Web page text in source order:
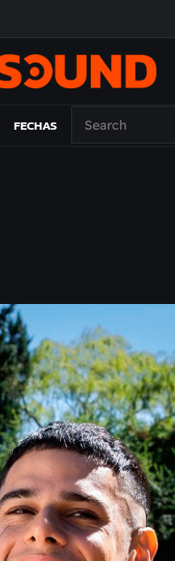
FECHAS